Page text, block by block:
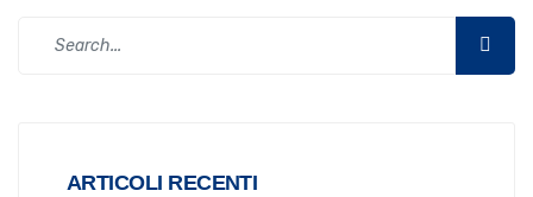
ARTICOLI RECENTI